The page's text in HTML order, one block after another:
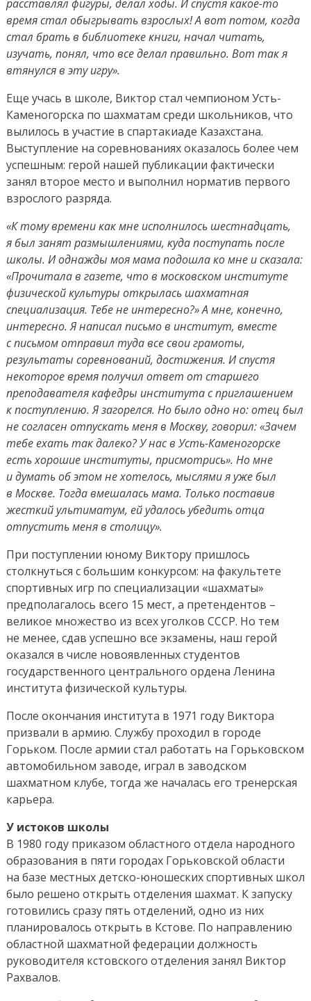
расставлял фигуры, делал ходы. И спустя какое-то
время стал обыгрывать взрослых! А вот потом, когда
стал брать в библиотеке книги, начал читать,
изучать, понял, что все делал правильно. Вот так я
втянулся в эту игру».
Еще учась в школе, Виктор стал чемпионом Усть-
Каменогорска по шахматам среди школьников, что
вылилось в участие в спартакиаде Казахстана.
Выступление на соревнованиях оказалось более чем
успешным: герой нашей публикации фактически
занял второе место и выполнил норматив первого
взрослого разряда.
«К тому времени как мне исполнилось шестнадцать,
я был занят размышлениями, куда поступать после
школы. И однажды моя мама подошла ко мне и сказала:
«Прочитала в газете, что в московском институте
физической культуры открылась шахматная
специализация. Тебе не интересно?» А мне, конечно,
интересно. Я написал письмо в институт, вместе
с письмом отправил туда все свои грамоты,
результаты соревнований, достижения. И спустя
некоторое время получил ответ от старшего
преподавателя кафедры института с приглашением
к поступлению. Я загорелся. Но было одно но: отец был
не согласен отпускать меня в Москву, говорил: «Зачем
тебе ехать так далеко? У нас в Усть-Каменогорске
есть хорошие институты, присмотрись». Но мне
и думать об этом не хотелось, мыслями я уже был
в Москве. Тогда вмешалась мама. Только поставив
жесткий ультиматум, ей удалось убедить отца
отпустить меня в столицу».
При поступлении юному Виктору пришлось
столкнуться с большим конкурсом: на факультете
спортивных игр по специализации «шахматы»
предполагалось всего 15 мест, а претендентов –
великое множество из всех уголков СССР. Но тем
не менее, сдав успешно все экзамены, наш герой
оказался в числе новоявленных студентов
государственного центрального ордена Ленина
института физической культуры.
После окончания института в 1971 году Виктора
призвали в армию. Службу проходил в городе
Горьком. После армии стал работать на Горьковском
автомобильном заводе, играл в заводском
шахматном клубе, тогда же началась его тренерская
карьера.
У истоков школы
В 1980 году приказом областного отдела народного
образования в пяти городах Горьковской области
на базе местных детско-юношеских спортивных школ
было решено открыть отделения шахмат. К запуску
готовились сразу пять отделений, одно из них
планировалось открыть в Кстове. По направлению
областной шахматной федерации должность
руководителя кстовского отделения занял Виктор
Рахвалов.